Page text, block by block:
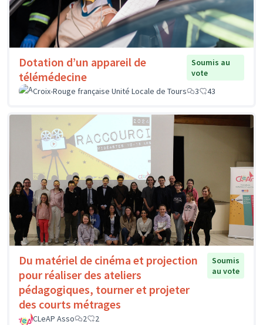
Dotation d’un appareil de
télémédecine
Soumis au
vote
Croix-Rouge française Unité Locale de Tours
3 43
Du matériel de cinéma et projection
pour réaliser des ateliers
pédagogiques, tourner et projeter
des courts métrages
Soumis
au vote
CLeAP Asso 2 2